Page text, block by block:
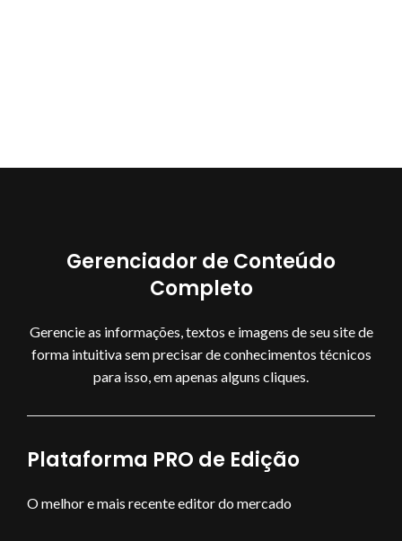
Gerenciador de Conteúdo
Completo
Gerencie as informações, textos e imagens de seu site de
forma intuitiva sem precisar de conhecimentos técnicos
para isso, em apenas alguns cliques.
Plataforma PRO de Edição
O melhor e mais recente editor do mercado